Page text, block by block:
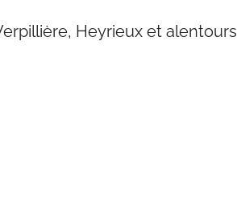
Heyrieux et alentours